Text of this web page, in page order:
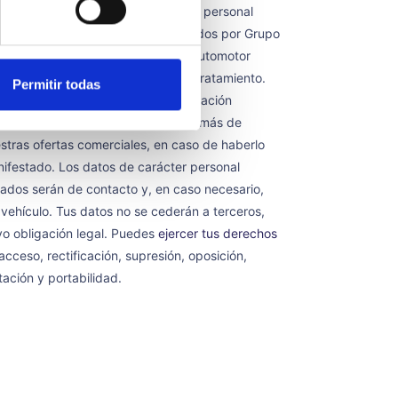
Permitir todas
que los datos de carácter personal
en el formulario serán tratados por Grupo
Safamotor S.L. y Grupo Automotor
S.L., como corresponsables del tratamiento.
es hacerte llegar la información
bajo tu consentimiento, además de
ofertas comerciales, en caso de haberlo
Los datos de carácter personal
serán de contacto y, en caso necesario,
Tus datos no se cederán a terceros,
obligación legal. Puedes ejercer tus derechos
rectificación, supresión, oposición,
y portabilidad.